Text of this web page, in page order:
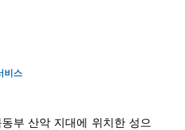
비스
부 산악 지대에 위치한 성으